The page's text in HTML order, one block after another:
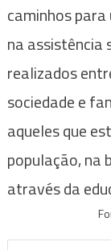
caminhos
na assistência
realizados
sociedade e
aqueles que
população, na
através da